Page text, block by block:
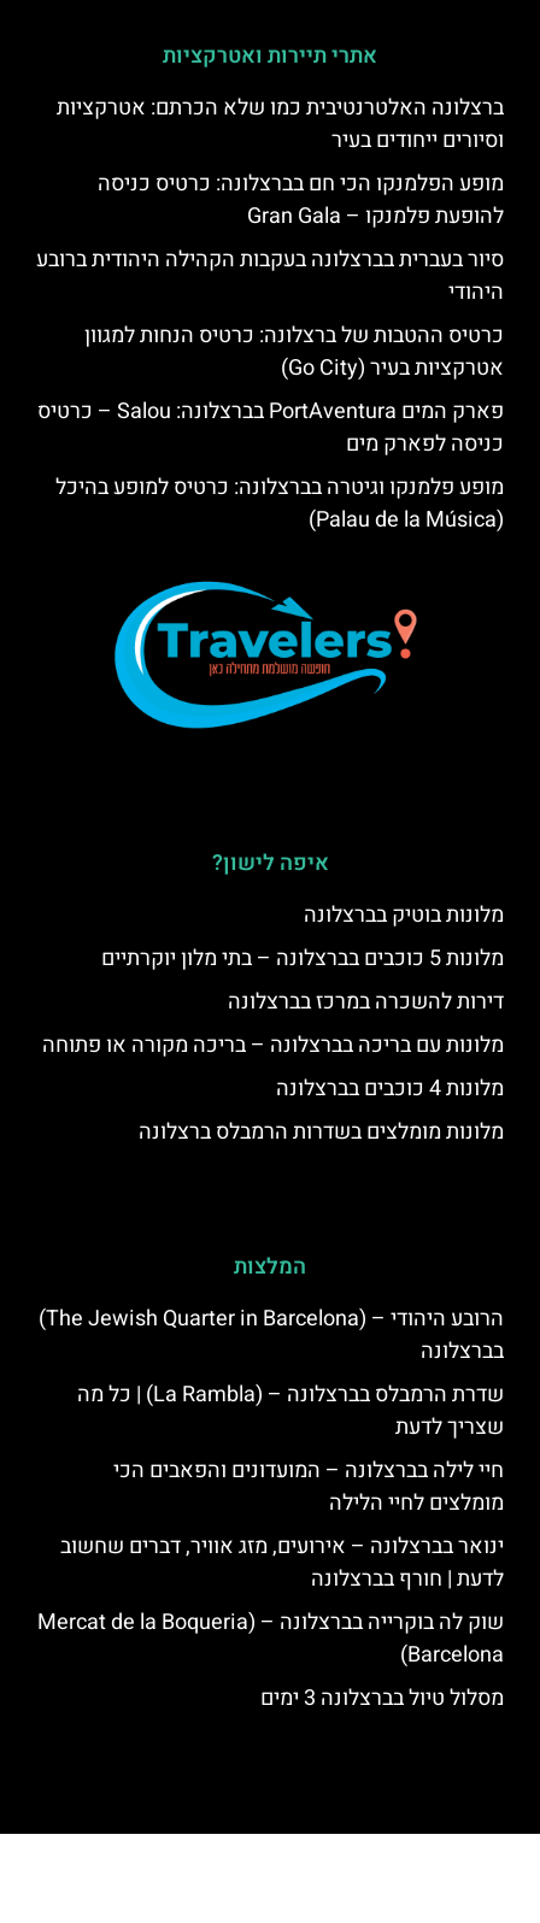
אתרי תיירות ואטרקציות
ברצלונה האלטרנטיבית כמו שלא הכרתם: אטרקציות
וסיורים ייחודים בעיר
מופע הפלמנקו הכי חם בברצלונה: כרטיס כניסה
להופעת פלמנקו – Gran Gala
סיור בעברית בברצלונה בעקבות הקהילה היהודית ברובע
היהודי
כרטיס ההטבות של ברצלונה: כרטיס הנחות למגוון
אטרקציות בעיר (Go City)
פארק המים PortAventura בברצלונה: Salou – כרטיס
כניסה לפארק מים
מופע פלמנקו וגיטרה בברצלונה: כרטיס למופע בהיכל
(Palau de la Música)
איפה לישון?
מלונות בוטיק בברצלונה
מלונות 5 כוכבים בברצלונה – בתי מלון יוקרתיים
דירות להשכרה במרכז בברצלונה
מלונות עם בריכה בברצלונה – בריכה מקורה או פתוחה
מלונות 4 כוכבים בברצלונה
מלונות מומלצים בשדרות הרמבלס ברצלונה
המלצות
הרובע היהודי – (The Jewish Quarter in Barcelona)
בברצלונה
שדרת הרמבלס בברצלונה – (La Rambla) | כל מה
שצריך לדעת
חיי לילה בברצלונה – המועדונים והפאבים הכי
מומלצים לחיי הלילה
ינואר בברצלונה – אירועים, מזג אוויר, דברים שחשוב
לדעת | חורף בברצלונה
שוק לה בוקרייה בברצלונה – (Mercat de la Boqueria
Barcelona)
מסלול טיול בברצלונה 3 ימים